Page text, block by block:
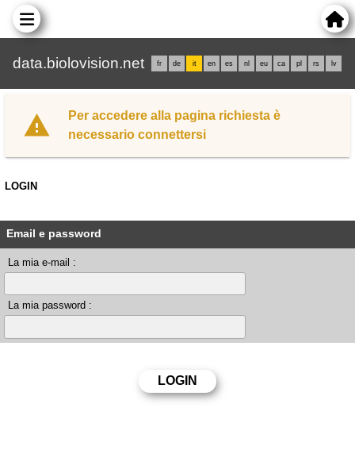
data.biolovision.net fr de it en es nl eu ca pl rs lv
Per accedere alla pagina richiesta è
necessario connettersi
LOGIN
Email e password
La mia e-mail :
La mia password :